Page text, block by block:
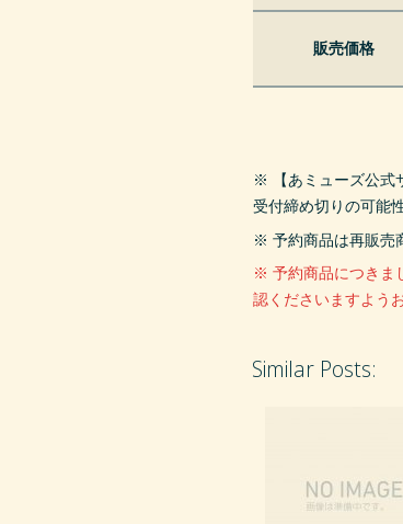
販売価格
※ 【あミューズ公式
受付締め切りの可能
※ 予約商品は再販売
※ 予約商品につきま
認くださいますよう
Similar Posts: